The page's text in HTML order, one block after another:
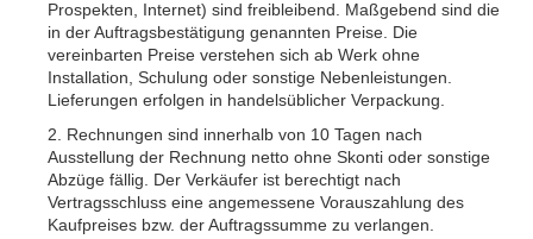
Prospekten, Internet) sind freibleibend. Maßgebend sind die
in der Auftragsbestätigung genannten Preise. Die
vereinbarten Preise verstehen sich ab Werk ohne
Installation, Schulung oder sonstige Nebenleistungen.
Lieferungen erfolgen in handelsüblicher Verpackung.
2. Rechnungen sind innerhalb von 10 Tagen nach
Ausstellung der Rechnung netto ohne Skonti oder sonstige
Abzüge fällig. Der Verkäufer ist berechtigt nach
Vertragsschluss eine angemessene Vorauszahlung des
Kaufpreises bzw. der Auftragssumme zu verlangen.